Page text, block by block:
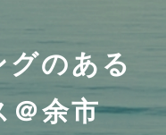
グのある
＠余市